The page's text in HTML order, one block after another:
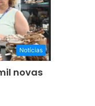
Notícias
novas